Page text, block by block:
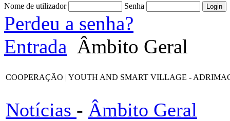
Nome de utilizador Senha
Perdeu a senha?
Entrada Âmbito Geral
COOPERAÇÃO | YOUTH AND SMART VILLAGE - ADRIMAG
Notícias - Âmbito Geral